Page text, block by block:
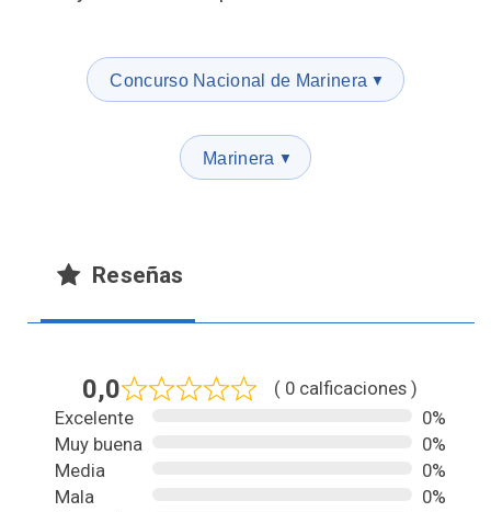
Concurso Nacional de Marinera ▼
Marinera ▼
Reseñas
0,0
( 0 calficaciones )
Excelente
0%
Muy buena
0%
Media
0%
Mala
0%